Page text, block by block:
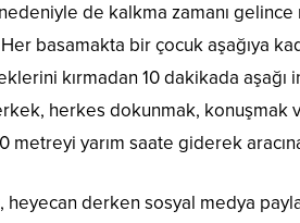
de kalkma zamanı gelince
Her basamakta bir çocuk aşağıya
kırmadan 10 dakikada aşağı
herkes dokunmak, konuşmak
metreyi yarım saate giderek
derken sosyal medya